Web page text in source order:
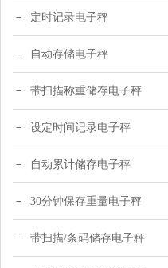
定时记录电子秤
自动存储电子秤
带扫描称重储存电子秤
设定时间记录电子秤
自动累计储存电子秤
30分钟保存重量电子秤
带扫描/条码储存电子秤